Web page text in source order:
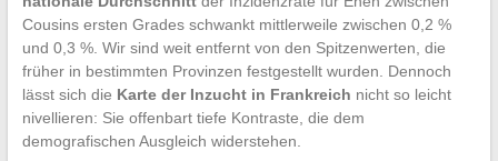
Cousins ersten Grades schwankt mittlerweile zwischen 0,2 %
und 0,3 %. Wir sind weit entfernt von den Spitzenwerten, die
früher in bestimmten Provinzen festgestellt wurden. Dennoch
lässt sich die Karte der Inzucht in Frankreich nicht so leicht
nivellieren: Sie offenbart tiefe Kontraste, die dem
demografischen Ausgleich widerstehen.